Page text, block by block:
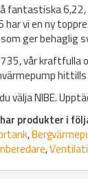
fantastiska
har vi en ny
ger behaglig
vår
hittills
välja NIBE.
produkter i
,
,